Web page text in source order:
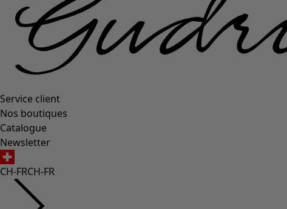
Service client
Nos boutiques
Catalogue
Newsletter
CH-FRCH-FR